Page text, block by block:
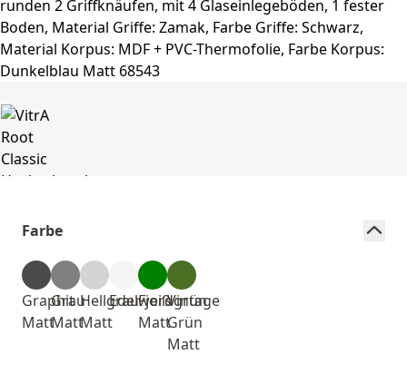
Farbe
Graphit
Matt
Grau
Matt
Hellgrau
Matt
EdelweißFjordgrün
Matt
Vintage
Grün
Matt